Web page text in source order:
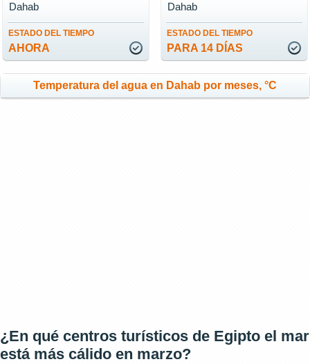
ESTADO DEL TIEMPO
AHORA
Dahab
ESTADO DEL TIEMPO
PARA 14 DÍAS
Dahab
Temperatura del agua en Dahab por meses, °C
¿En qué centros turísticos de Egipto el mar
está más cálido en marzo?